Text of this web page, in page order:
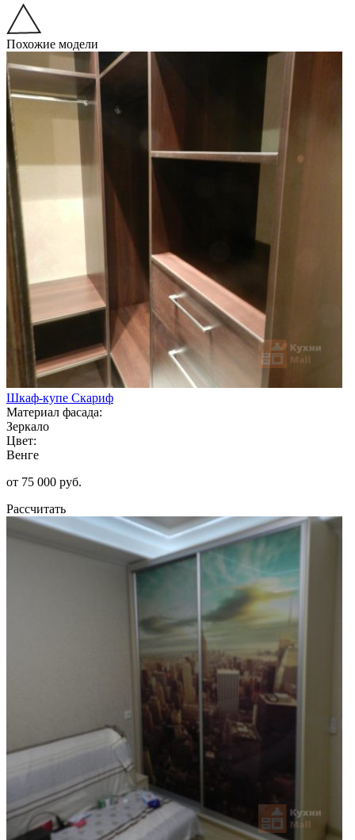
Похожие модели
Шкаф-купе Скариф
Материал фасада:
Зеркало
Цвет:
Венге
от 75 000 руб.
Рассчитать